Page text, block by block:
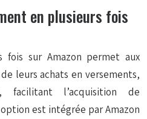
en plusieurs fois
fois sur Amazon permet aux
leurs achats en versements,
facilitant l’acquisition de
est intégrée par Amazon